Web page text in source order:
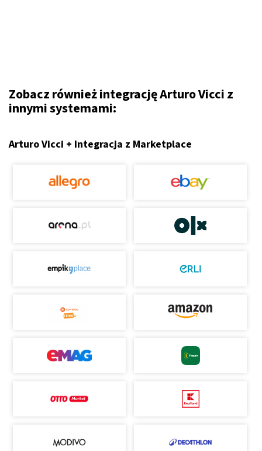
Zobacz również integrację Arturo Vicci z
innymi systemami:
Arturo Vicci + Integracja z Marketplace